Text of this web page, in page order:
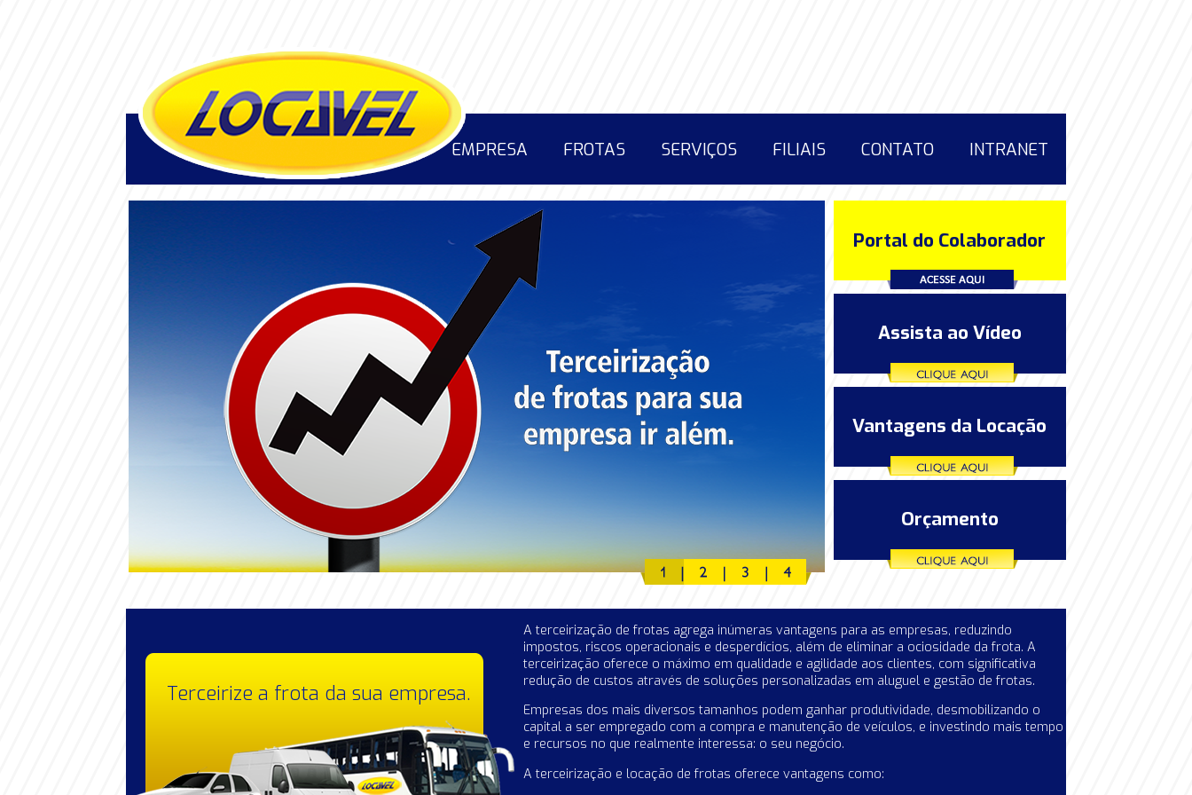
INTRANET
CONTATO
FILIAIS
SERVIÇOS
FROTAS
EMPRESA
Portal do Colaborador
Assista ao Vídeo
Vantagens da Locação
Orçamento
A terceirização de frotas agrega inúmeras vantagens para as empresas, reduzindo
impostos, riscos operacionais e desperdícios, além de eliminar a ociosidade da frota. A
terceirização oferece o máximo em qualidade e agilidade aos clientes, com significativa
redução de custos através de soluções personalizadas em aluguel e gestão de frotas.
Empresas dos mais diversos tamanhos podem ganhar produtividade, desmobilizando o
capital a ser empregado com a compra e manutenção de veículos, e investindo mais tempo
e recursos no que realmente interessa: o seu negócio.
A terceirização e locação de frotas oferece vantagens como: